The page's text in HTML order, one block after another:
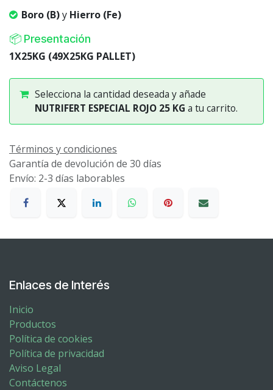
Boro (B)y Hierro (Fe)
📦 Presentación
1X25KG (49X25KG PALLET)
Selecciona la cantidad deseada y añade
NUTRIFERT ESPECIAL ROJO 25 KG a tu carrito.
Términos y condiciones
Garantía de devolución de 30 días
Envío: 2-3 días laborables
Enlaces de Interés
Inicio
Productos
Política de cookies
Política de privacidad
Aviso Legal
Contáctenos